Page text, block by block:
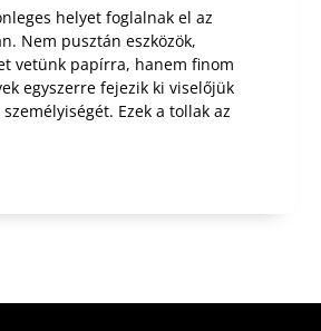
helyet foglalnak el az
Nem pusztán eszközök,
vetünk papírra, hanem finom
egyszerre fejezik ki viselőjük
Ezek a tollak az